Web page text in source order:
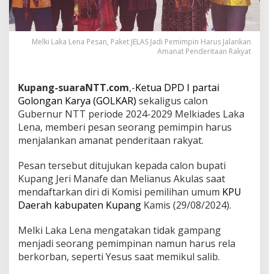
Melki Laka Lena Pesan, Paket JELAS Jadi Pemimpin Harus Jalankan
Amanat Penderitaan Rakyat
Kupang-suaraNTT.com,-Ketua DPD I partai
Golongan Karya (GOLKAR) sekaligus calon
Gubernur NTT periode 2024-2029 Melkiades Laka
Lena, memberi pesan seorang pemimpin harus
menjalankan amanat penderitaan rakyat.
Pesan tersebut ditujukan kepada calon bupati
Kupang Jeri Manafe dan Melianus Akulas saat
mendaftarkan diri di Komisi pemilihan umum KPU
Daerah kabupaten Kupang Kamis (29/08/2024).
Melki Laka Lena mengatakan tidak gampang
menjadi seorang pemimpinan namun harus rela
berkorban, seperti Yesus saat memikul salib.